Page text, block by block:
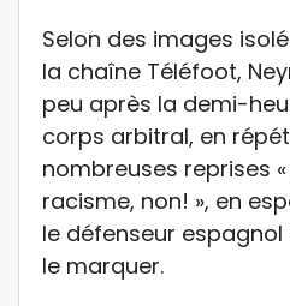
Selon des images
la chaîne Téléfoot,
peu après la demi-
corps arbitral, en
nombreuses reprises
racisme, non! », en
le défenseur espagnol
le marquer.